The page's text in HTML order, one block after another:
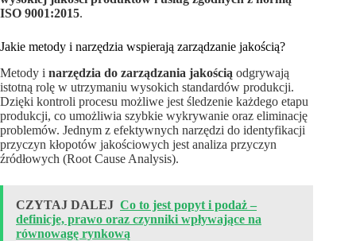
ISO 9001:2015.
Jakie metody i narzędzia wspierają zarządzanie jakością?
Metody i narzędzia do zarządzania jakością odgrywają
istotną rolę w utrzymaniu wysokich standardów produkcji.
Dzięki kontroli procesu możliwe jest śledzenie każdego etapu
produkcji, co umożliwia szybkie wykrywanie oraz eliminację
problemów. Jednym z efektywnych narzędzi do identyfikacji
przyczyn kłopotów jakościowych jest analiza przyczyn
źródłowych (Root Cause Analysis).
CZYTAJ DALEJ Co to jest popyt i podaż –
definicje, prawo oraz czynniki wpływające na
równowagę rynkową